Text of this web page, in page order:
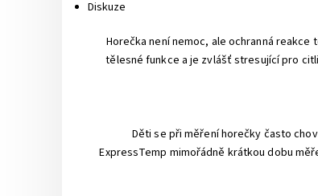
Diskuze
Horečka není nemoc, ale ochranná
tělesné funkce a je zvlášť stresující pro
Děti se při měření horečky často
ExpressTemp mimořádně krátkou dobu